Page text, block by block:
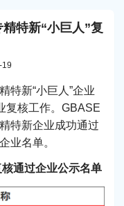
特新“小巨人”复
19
特新“小巨人”企业
复核工作。GBASE
特新企业成功通过
业名单。
通过企业公示名单